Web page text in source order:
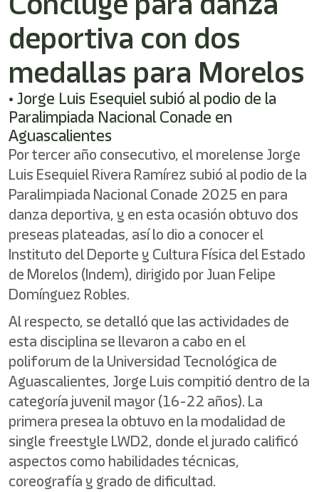
activates
screen
help
you
navigate
and
interact
with
the
content.
deportiva con dos
medallas para Morelos
• Jorge Luis Esequiel subió al podio de la
Paralimpiada Nacional Conade en
Aguascalientes
Por tercer año consecutivo, el morelense Jorge
Luis Esequiel Rivera Ramírez subió al podio de la
Paralimpiada Nacional Conade 2025 en para
danza deportiva, y en esta ocasión obtuvo dos
preseas plateadas, así lo dio a conocer el
Instituto del Deporte y Cultura Física del Estado
de Morelos (Indem), dirigido por Juan Felipe
Domínguez Robles.
Al respecto, se detalló que las actividades de
esta disciplina se llevaron a cabo en el
poliforum de la Universidad Tecnológica de
Aguascalientes, Jorge Luis compitió dentro de la
categoría juvenil mayor (16-22 años). La
primera presea la obtuvo en la modalidad de
single freestyle LWD2, donde el jurado calificó
aspectos como habilidades técnicas,
coreografía y grado de dificultad.